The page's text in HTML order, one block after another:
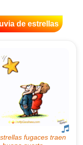
de estrellas